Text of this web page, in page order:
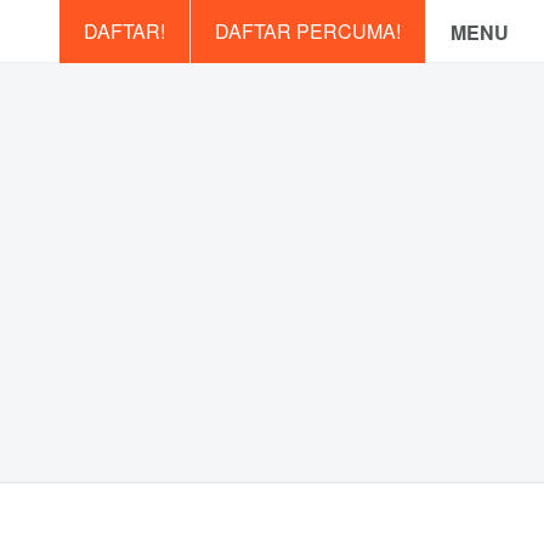
MENU
DAFTAR PERCUMA!
DAFTAR!